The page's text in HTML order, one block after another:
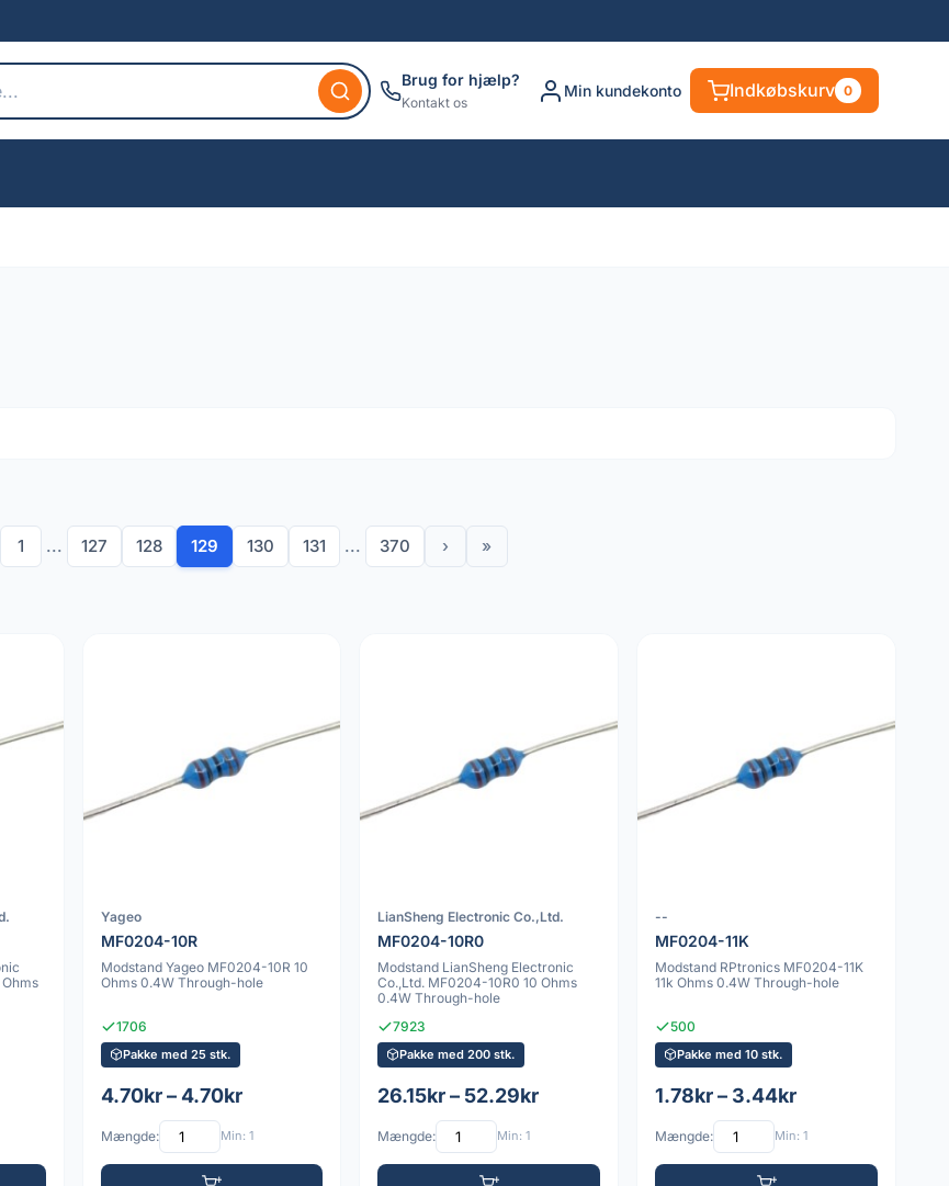
Brug for hjælp?
Kontakt os
Min kundekonto Indkøbskurv 0
1 ... 127 128 129 130 131 ... 370 › »
Yageo
MF0204-10R
Modstand Yageo MF0204-10R 10
Ohms 0.4W Through-hole
1706
Pakke med 25 stk.
4.70kr – 4.70kr
Mængde: Min: 1
LianSheng Electronic Co.,Ltd.
MF0204-10R0
Modstand LianSheng Electronic
Co.,Ltd. MF0204-10R0 10 Ohms
0.4W Through-hole
7923
Pakke med 200 stk.
26.15kr – 52.29kr
Mængde: Min: 1
--
MF0204-11K
Modstand RPtronics MF0204-11K
11k Ohms 0.4W Through-hole
500
Pakke med 10 stk.
1.78kr – 3.44kr
Mængde: Min: 1